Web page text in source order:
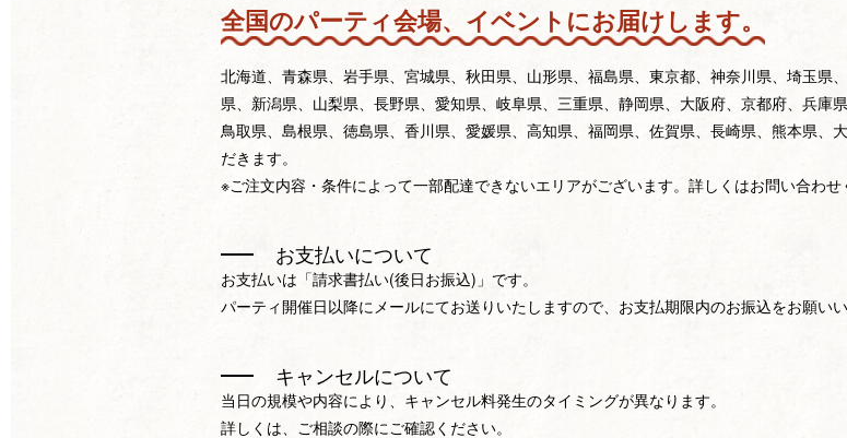
全国のパーティ会場、イベントにお届けします。
北海道、青森県、岩手県、宮城県、秋田県、山形県、福島県、東京都、神奈川県、埼玉県
県、新潟県、山梨県、長野県、愛知県、岐阜県、三重県、静岡県、大阪府、京都府、兵庫
鳥取県、島根県、徳島県、香川県、愛媛県、高知県、福岡県、佐賀県、長崎県、熊本県、
だきます。
※ご注文内容・条件によって一部配達できないエリアがございます。詳しくはお問い合わせ
お支払いについて
お支払いは「請求書払い(後日お振込)」です。
パーティ開催日以降にメールにてお送りいたしますので、お支払期限内のお振込をお願いい
キャンセルについて
当日の規模や内容により、キャンセル料発生のタイミングが異なります。
詳しくは、ご相談の際にご確認ください。